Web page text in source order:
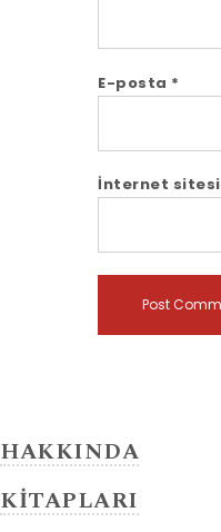
E-posta *
İnternet sitesi
HAKKINDA
KİTAPLARI